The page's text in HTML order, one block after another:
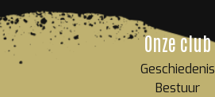
Onze club
Geschiedenis
Bestuur